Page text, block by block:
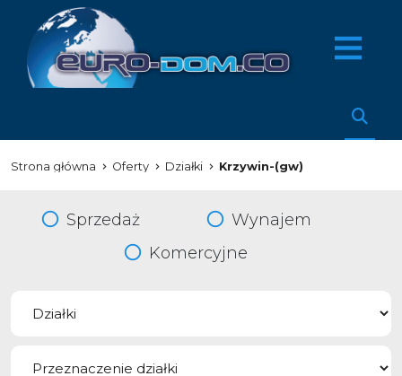
Strona główna Oferty Działki Krzywin-(gw)
Sprzedaż
Wynajem
Komercyjne